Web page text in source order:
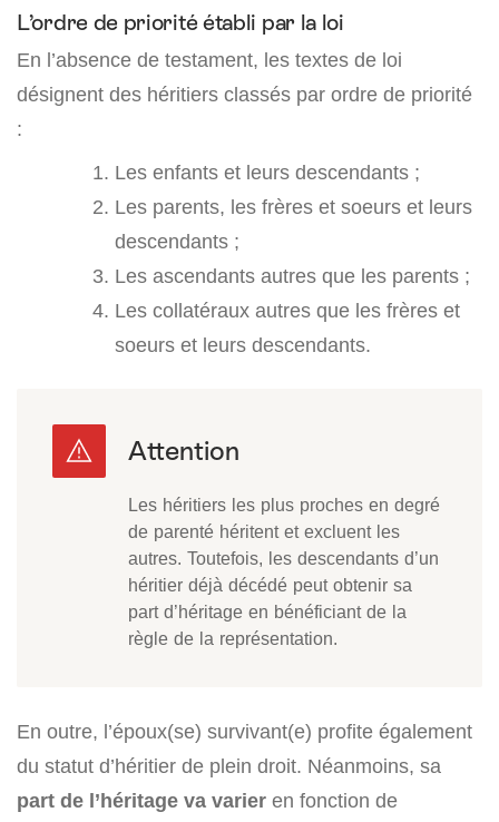
L’ordre de priorité établi par la loi
En l’absence de testament, les textes de loi
désignent des héritiers classés par ordre de priorité
:
Les enfants et leurs descendants ;
Les parents, les frères et soeurs et leurs
descendants ;
Les ascendants autres que les parents ;
Les collatéraux autres que les frères et
soeurs et leurs descendants.
Les héritiers les plus proches en degré
de parenté héritent et excluent les
autres. Toutefois, les descendants d’un
héritier déjà décédé peut obtenir sa
part d’héritage en bénéficiant de la
règle de la représentation.
En outre, l’époux(se) survivant(e) profite également
du statut d’héritier de plein droit. Néanmoins, sa
part de l’héritage va varier en fonction de